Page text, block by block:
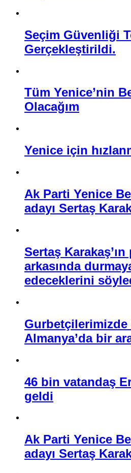
Seçim Güvenliği
Gerçekleştirildi.
Tüm Yenice’nin
Olacağım
Yenice için
Ak Parti Yenice
adayı Sertaş
Sertaş
arkasında
edeceklerini
Gurbetçilerimizde
Almanya’da bir
46 bin vatandaş
geldi
Ak Parti Yenice
adayı Sertaş